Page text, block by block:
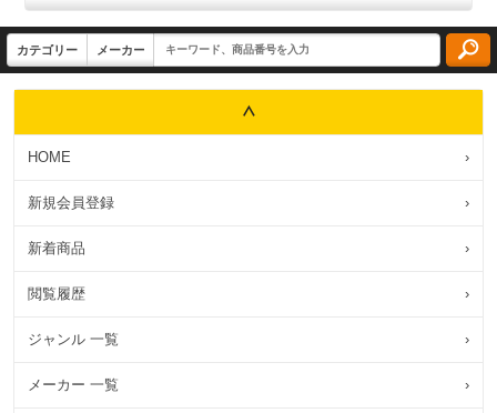
HOME ›
新規会員登録 ›
新着商品 ›
閲覧履歴 ›
ジャンル 一覧 ›
メーカー 一覧 ›